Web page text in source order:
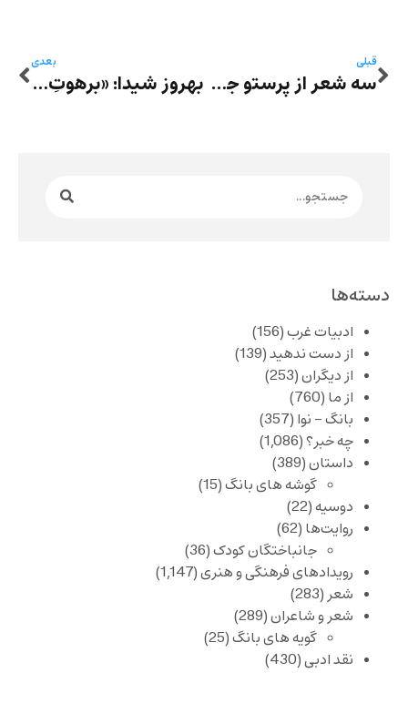
قبلی
سه شعر از پرستو جوزانی
بعدی
بهروز شیدا: «برهوتِ بازی‌ی سفرِ بی‌سودا»، نیم‌نگاهی به رمان من تا صبح بیدارمِ، نوشته‌ی جعفر مدرس صادقی، از چشمِ نورتروپ ِفرای
دسته‌ها
ادبیات غرب(156)
از دست ندهید(139)
از دیگران(253)
از ما (760)
بانگ – نوا (357)
چه خبر؟(1,086)
داستان(389)
گوشه های بانگ(15)
دوسیه(22)
روایت‌ها (62)
جانباختگان کودک(36)
رویدادهای فرهنگی و هنری(1,147)
شعر (283)
شعر و شاعران(289)
گویه های بانگ(25)
نقد ادبی(430)